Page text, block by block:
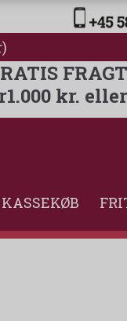
)
kr.